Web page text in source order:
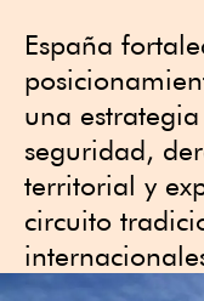
España
una
seguridad,
territorial y
circuito